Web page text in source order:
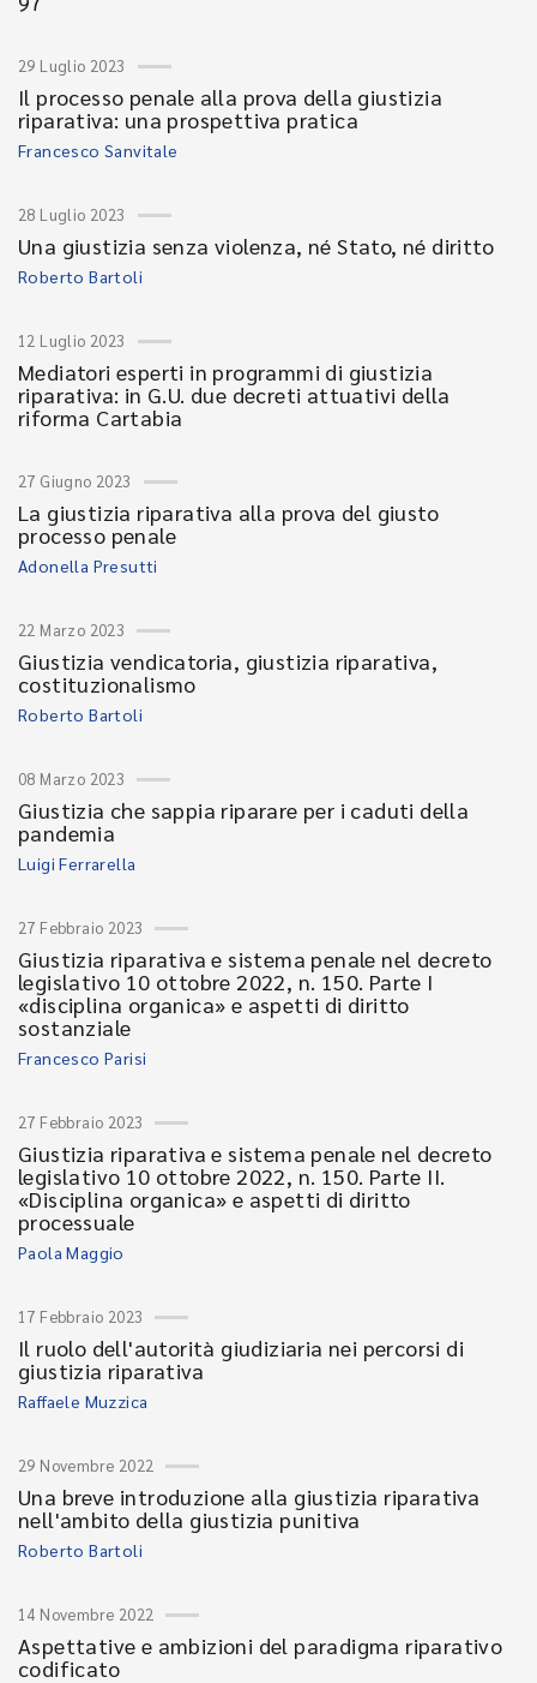
29 Luglio 2023
Il processo penale alla prova della giustizia
riparativa: una prospettiva pratica
Francesco Sanvitale
28 Luglio 2023
Una giustizia senza violenza, né Stato, né diritto
Roberto Bartoli
12 Luglio 2023
Mediatori esperti in programmi di giustizia
riparativa: in G.U. due decreti attuativi della
riforma Cartabia
27 Giugno 2023
La giustizia riparativa alla prova del giusto
processo penale
Adonella Presutti
22 Marzo 2023
Giustizia vendicatoria, giustizia riparativa,
costituzionalismo
Roberto Bartoli
08 Marzo 2023
Giustizia che sappia riparare per i caduti della
pandemia
Luigi Ferrarella
27 Febbraio 2023
Giustizia riparativa e sistema penale nel decreto
legislativo 10 ottobre 2022, n. 150. Parte I
«disciplina organica» e aspetti di diritto
sostanziale
Francesco Parisi
27 Febbraio 2023
Giustizia riparativa e sistema penale nel decreto
legislativo 10 ottobre 2022, n. 150. Parte II.
«Disciplina organica» e aspetti di diritto
processuale
Paola Maggio
17 Febbraio 2023
Il ruolo dell'autorità giudiziaria nei percorsi di
giustizia riparativa
Raffaele Muzzica
29 Novembre 2022
Una breve introduzione alla giustizia riparativa
nell'ambito della giustizia punitiva
Roberto Bartoli
14 Novembre 2022
Aspettative e ambizioni del paradigma riparativo
codificato